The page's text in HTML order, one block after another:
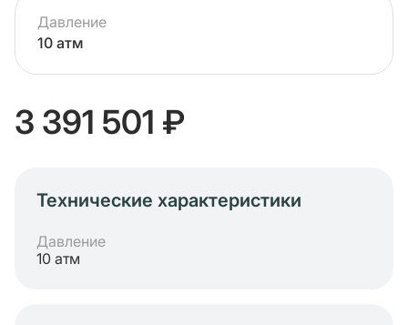
Давление
10 атм
3 391 501 ₽
Технические характеристики
Давление
10 атм